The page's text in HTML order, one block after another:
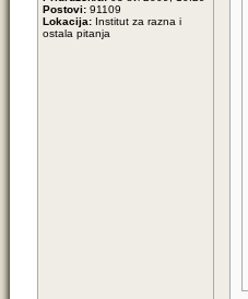
Postovi: 91109
Lokacija: Institut za razna i
ostala pitanja